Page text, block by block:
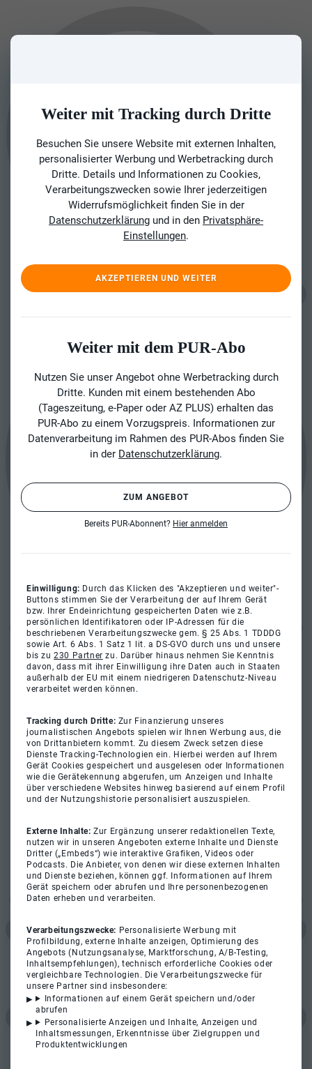
Weiter mit Tracking durch Dritte
Besuchen Sie unsere Website mit externen Inhalten,
personalisierter Werbung und Werbetracking durch
Dritte. Details und Informationen zu Cookies,
Verarbeitungszwecken sowie Ihrer jederzeitigen
Widerrufsmöglichkeit finden Sie in der
Datenschutzerklärung und in den Privatsphäre-
Einstellungen.
AKZEPTIEREN UND WEITER
Weiter mit dem PUR-Abo
Nutzen Sie unser Angebot ohne Werbetracking durch
Dritte. Kunden mit einem bestehenden Abo
(Tageszeitung, e-Paper oder AZ PLUS) erhalten das
PUR-Abo zu einem Vorzugspreis. Informationen zur
Datenverarbeitung im Rahmen des PUR-Abos finden Sie
in der Datenschutzerklärung.
ZUM ANGEBOT
Bereits PUR-Abonnent? Hier anmelden
Einwilligung: Durch das Klicken des "Akzeptieren und weiter"-
Buttons stimmen Sie der Verarbeitung der auf Ihrem Gerät
bzw. Ihrer Endeinrichtung gespeicherten Daten wie z.B.
persönlichen Identifikatoren oder IP-Adressen für die
beschriebenen Verarbeitungszwecke gem. § 25 Abs. 1 TDDDG
sowie Art. 6 Abs. 1 Satz 1 lit. a DS-GVO durch uns und unsere
bis zu230 Partner zu. Darüber hinaus nehmen Sie Kenntnis
davon, dass mit ihrer Einwilligung ihre Daten auch in Staaten
außerhalb der EU mit einem niedrigeren Datenschutz-Niveau
verarbeitet werden können.
Tracking durch Dritte: Zur Finanzierung unseres
journalistischen Angebots spielen wir Ihnen Werbung aus, die
von Drittanbietern kommt. Zu diesem Zweck setzen diese
Dienste Tracking-Technologien ein. Hierbei werden auf Ihrem
Gerät Cookies gespeichert und ausgelesen oder Informationen
wie die Gerätekennung abgerufen, um Anzeigen und Inhalte
über verschiedene Websites hinweg basierend auf einem Profil
und der Nutzungshistorie personalisiert auszuspielen.
Externe Inhalte:Zur Ergänzung unserer redaktionellen Texte,
nutzen wir in unseren Angeboten externe Inhalte und Dienste
Dritter („Embeds“) wie interaktive Grafiken, Videos oder
Podcasts. Die Anbieter, von denen wir diese externen Inhalten
und Dienste beziehen, können ggf. Informationen auf Ihrem
Gerät speichern oder abrufen und Ihre personenbezogenen
Daten erheben und verarbeiten.
Verarbeitungszwecke: Personalisierte Werbung mit
Profilbildung, externe Inhalte anzeigen, Optimierung des
Angebots (Nutzungsanalyse, Marktforschung, A/B-Testing,
Inhaltsempfehlungen), technisch erforderliche Cookies oder
vergleichbare Technologien. Die Verarbeitungszwecke für
unsere Partner sind insbesondere:
Informationen auf einem Gerät speichern und/oder
abrufen
Personalisierte Anzeigen und Inhalte, Anzeigen und
Inhaltsmessungen, Erkenntnisse über Zielgruppen und
Produktentwicklungen